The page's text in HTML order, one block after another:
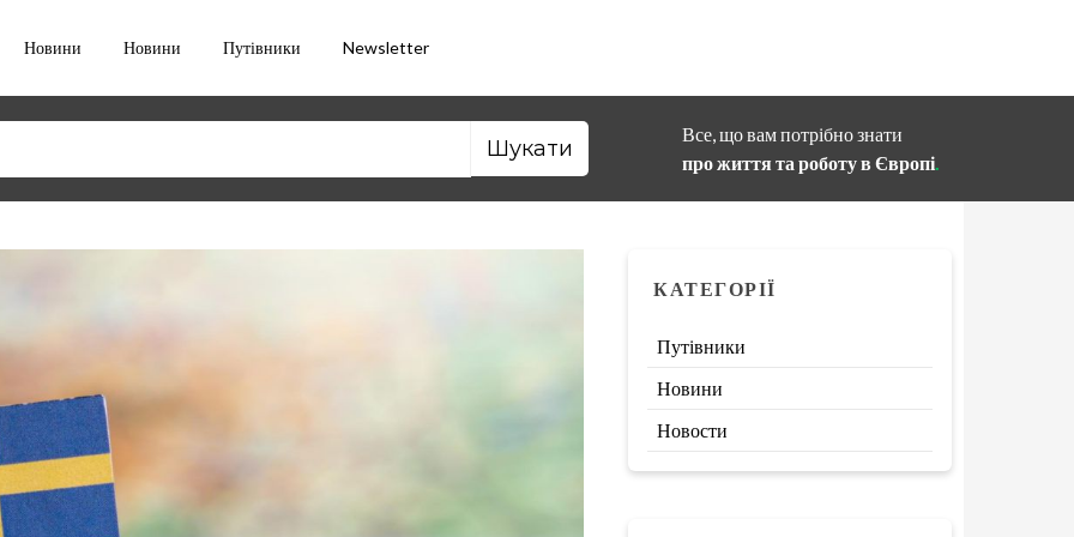
Новини Новини Путівники Newsletter
Все, що вам потрібно знати
про життя та роботу в Європі.
КАТЕГОРІЇ
Путівники
Новини
Новости